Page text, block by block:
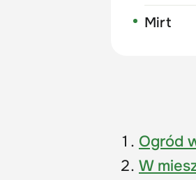
Mirt
Ogród
W